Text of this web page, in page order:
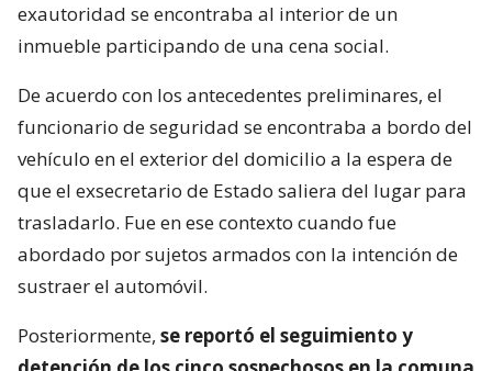
exautoridad se encontraba al interior de un
inmueble participando de una cena social.
De acuerdo con los antecedentes preliminares, el
funcionario de seguridad se encontraba a bordo del
vehículo en el exterior del domicilio a la espera de
que el exsecretario de Estado saliera del lugar para
trasladarlo. Fue en ese contexto cuando fue
abordado por sujetos armados con la intención de
sustraer el automóvil.
Posteriormente, se reportó el seguimiento y